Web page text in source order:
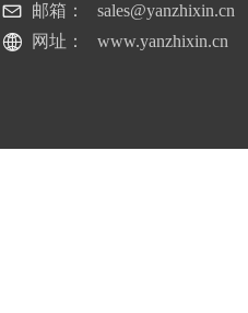
邮箱：
sales@yanzhixin.cn
网址：
www.yanzhixin.cn